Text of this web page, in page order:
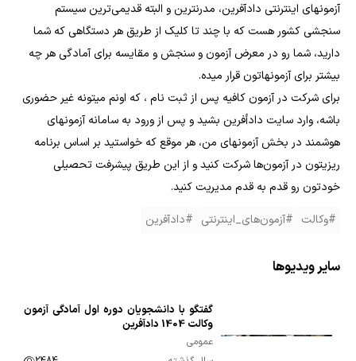
آزمونهای اینترنتی دادآفرین، مدرنترین و البته قدیمی‌ترین سیستم
سنجشی کشور هست که با چند تا کلیک از طریق هر دستگاهی که شما
دارید، شما رو در معرض آزمون و سنجش و مقایسه برای آمادگی هر چه
بیشتر برای آزمونهاتون قرار میده.
برای شرکت در آزمون کافیه پس از ثبت نام ، که اونم میتونه غیر حضوری
باشه، وارد سایت دادأفرین بشید و پس از ورود به سامانه آزمونهای
هوشمند در بخش آزمونهای من، هر موقع که خواستید بر اساس برنامه
ریزیتون در آزمون‌ها شرکت کنید و از این طریق پیشرفت تحصیلی
خودتون رو قدم به قدم مدیریت کنید.
#وکالت #آزمون‌های_اینترنتی #دادآفرین
سایر ویدیوها
گفتگو با دانشجویان دوره اول آمادگی آزمون
وکالت 1404 دادآفرین
عمومی